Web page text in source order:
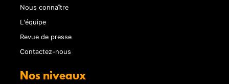
Nous connaître
L'équipe
Revue de presse
Contactez-nous
Nos niveaux